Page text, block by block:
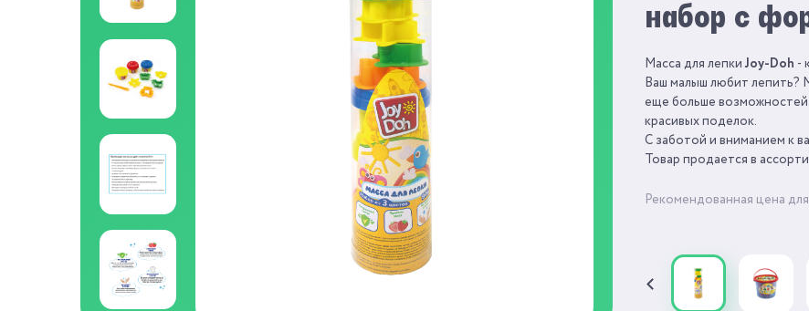
набор с
Масса для лепкиJoy-Doh -
Ваш малыш любит лепить?
еще больше возможностей
красивых поделок.
С заботой и вниманием к
Товар продается в
Рекомендованная цена